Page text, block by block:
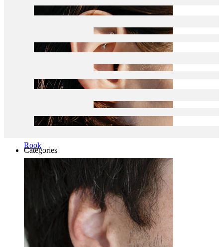
Rook
Categories
Bauchnabel
Lippen
Brustwarzen
Industrial